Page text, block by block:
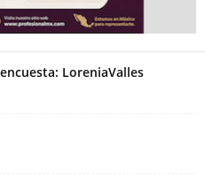
LoreniaValles